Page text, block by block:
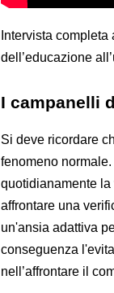
Intervista
dell’educazione
I campanelli
Si deve ricordare
fenomeno
quotidianamente
affrontare una
un'ansia adattiva
conseguenza
nell’affrontare il